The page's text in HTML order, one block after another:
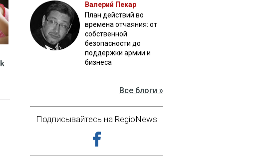
Валерий Пекар
План действий во
времена отчаяния: от
собственной
безопасности до
поддержки армии и
бизнеса
Все блоги »
Подписывайтесь на RegioNews